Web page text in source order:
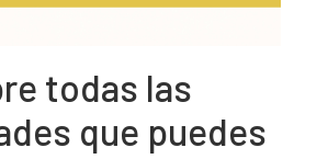
todas las
que puedes